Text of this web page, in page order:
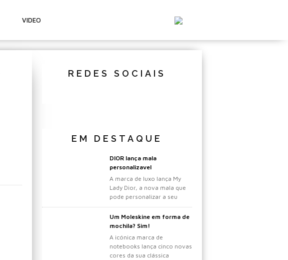
VIDEO
REDES SOCIAIS
EM DESTAQUE
DIOR lança mala
personalizavel
A marca de luxo lança My
Lady Dior, a nova mala que
pode personalizar a seu
gosto.
Um Moleskine em forma de
mochila? Sim!
A icónica marca de
notebooks lança cinco novas
cores da sua clássica